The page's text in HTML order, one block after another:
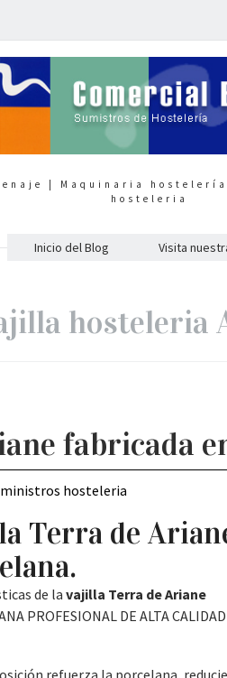
| Maquinaria
hosteleria
Inicio del Blog Visita
hosteleria
fabricada
hosteleria
Terra de
de lavajilla Terra de Ariane
PROFESIONAL DE ALTA